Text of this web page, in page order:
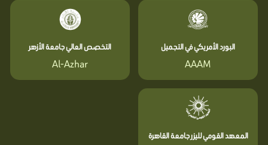
البورد الأمريكي في التجميل
AAAM
التخصص العالي جامعة الأزهر
Al-Azhar
المعهد القومي لليزر جامعة القاهرة